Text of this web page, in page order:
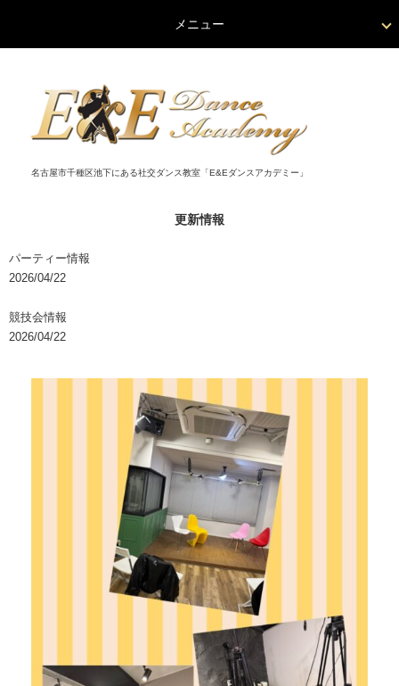
名古屋市千種区池下にある社交ダンス教室「E&Eダンスアカデミー」
更新情報
パーティー情報
2026/04/22
競技会情報
2026/04/22
メニュー